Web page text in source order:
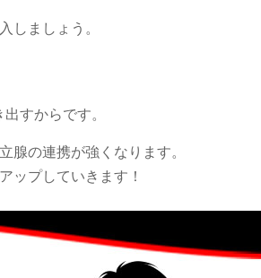
しましょう。
すからです。
腺の連携が強くなります。
ップしていきます！